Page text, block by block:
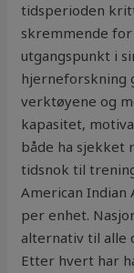
tidsperioden
skremmende
utgangspunkt i
hjerneforskning
verktøyene og
kapasitet,
både ha sjekket
tidsnok til
American Indian
per enhet.
alternativ til alle
Etter hvert har